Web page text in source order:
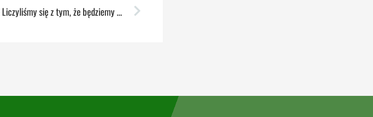
Paweł Janowski: Liczyliśmy się z tym, że będziemy głównym faworytem do awansu